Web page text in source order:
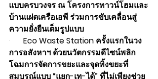
แบบครบวงจร ณ โครงการทาวน์โฮมและ
บ้านแฝดเครือเอพี ร่วมการขับเคลื่อนสู่
ความยั่งยืนเต็มรูปแบบ
· Eco Waste Station ครั้งแรกในวง
การอสังหาฯ ด้วยนวัตกรรมดีไซน์พลิก
โฉมการจัดการขยะและจุดทิ้งขยะที่
สมบูรณ์แบบ “แยก-เท-ได้” ที่ไม่เพียงช่วย